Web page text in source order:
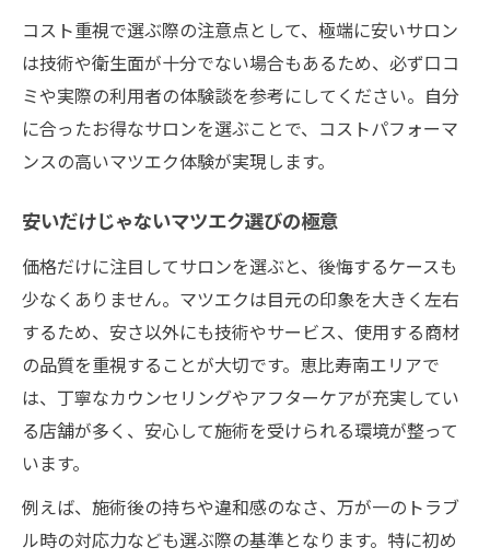
コスト重視で選ぶ際の注意点として、極端に安いサロン
は技術や衛生面が十分でない場合もあるため、必ず口コ
ミや実際の利用者の体験談を参考にしてください。自分
に合ったお得なサロンを選ぶことで、コストパフォーマ
ンスの高いマツエク体験が実現します。
安いだけじゃないマツエク選びの極意
価格だけに注目してサロンを選ぶと、後悔するケースも
少なくありません。マツエクは目元の印象を大きく左右
するため、安さ以外にも技術やサービス、使用する商材
の品質を重視することが大切です。恵比寿南エリアで
は、丁寧なカウンセリングやアフターケアが充実してい
る店舗が多く、安心して施術を受けられる環境が整って
います。
例えば、施術後の持ちや違和感のなさ、万が一のトラブ
ル時の対応力なども選ぶ際の基準となります。特に初め